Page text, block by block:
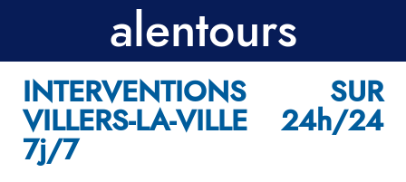
alentours
INTERVENTIONS SUR
VILLERS-LA-VILLE 24h/24
7j/7